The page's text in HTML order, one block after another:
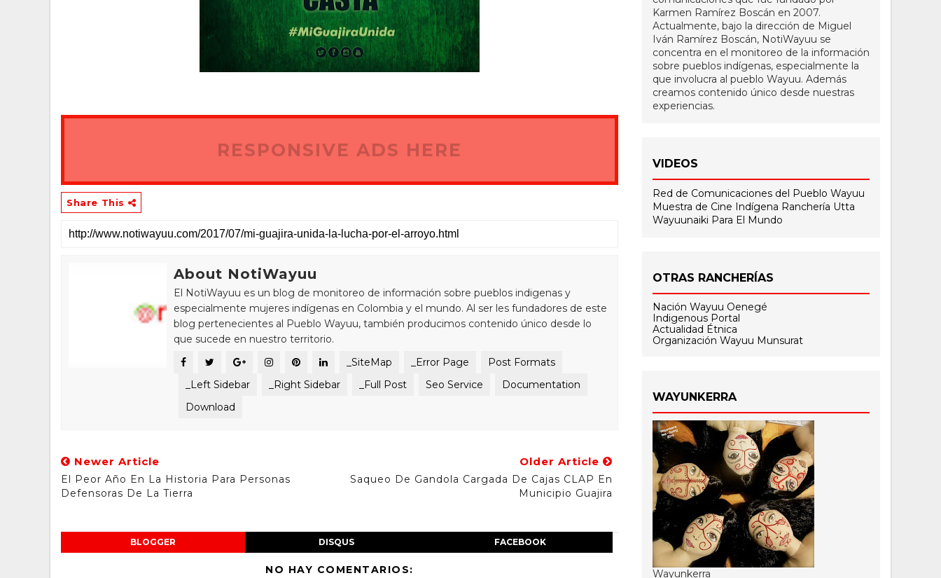
RESPONSIVE ADS HERE
Share This
About NotiWayuu
El NotiWayuu es un blog de monitoreo de información sobre pueblos indigenas y
especialmente mujeres indígenas en Colombia y el mundo. Al ser les fundadores de este
blog pertenecientes al Pueblo Wayuu, también producimos contenido único desde lo
que sucede en nuestro territorio.
_SiteMap
_Error Page
Post Formats
_Left Sidebar
_Right Sidebar _Full Post Seo Service
Documentation
Download
Newer Article
El Peor Año En La Historia Para Personas
Defensoras De La Tierra
Older Article
Saqueo De Gandola Cargada De Cajas CLAP En
Municipio Guajira
BLOGGER DISQUS FACEBOOK
NO HAY COMENTARIOS:
Karmen Ramírez Boscán en 2007.
Actualmente, bajo la dirección de Miguel
Iván Ramírez Boscán, NotiWayuu se
concentra en el monitoreo de la información
sobre pueblos indígenas, especialmente la
que involucra al pueblo Wayuu. Además
creamos contenido único desde nuestras
experiencias.
VIDEOS
Red de Comunicaciones del Pueblo Wayuu
Muestra de Cine Indígena Ranchería Utta
Wayuunaiki Para El Mundo
OTRAS RANCHERÍAS
Nación Wayuu Oenegé
Indigenous Portal
Actualidad Étnica
Organización Wayuu Munsurat
WAYUNKERRA
Wayunkerra